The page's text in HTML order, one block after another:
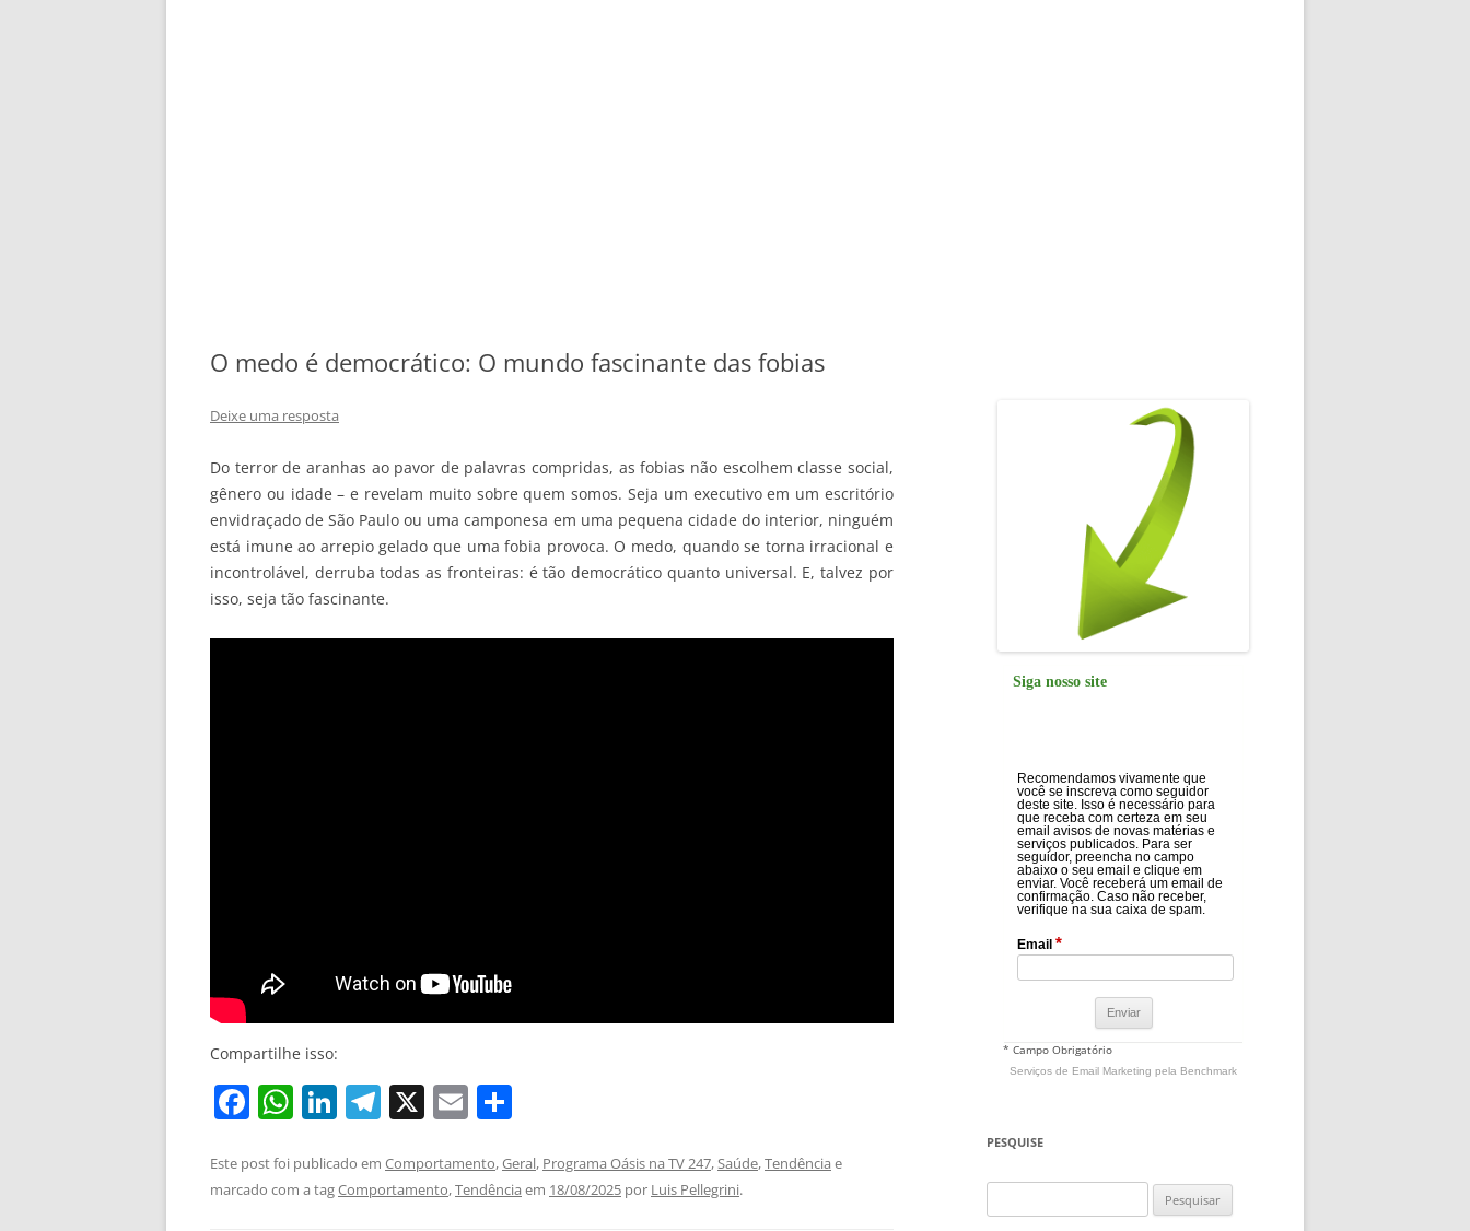
O medo é democrático: O mundo fascinante das fobias
Deixe uma resposta
Do terror de aranhas ao pavor de palavras compridas, as fobias não escolhem classe social,
gênero ou idade – e revelam muito sobre quem somos. Seja um executivo em um escritório
envidraçado de São Paulo ou uma camponesa em uma pequena cidade do interior, ninguém
está imune ao arrepio gelado que uma fobia provoca. O medo, quando se torna irracional e
incontrolável, derruba todas as fronteiras: é tão democrático quanto universal. E, talvez por
isso, seja tão fascinante.
Compartilhe isso:
F
a
c
e
W
h
at
s
Li
n
k
e
T
el
e
gr
X E
m
ai
l
ar
e
Este post foi publicado em Comportamento,Geral, Programa Oásis na TV 247, Saúde,Tendência e
marcado com a tagComportamento,Tendência em 18/08/2025 por Luis Pellegrini.
Siga nosso site
Recomendamos vivamente que
você se inscreva como seguidor
deste site. Isso é necessário para
que receba com certeza em seu
email avisos de novas matérias e
serviços publicados. Para ser
seguidor, preencha no campo
abaixo o seu email e clique em
enviar. Você receberá um email de
confirmação. Caso não receber,
verifique na sua caixa de spam.
Email *
* Campo Obrigatório
Serviços de Email Marketing pela Benchmark
PESQUISE
por: